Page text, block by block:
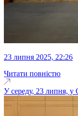
23 липня 2025, 22:26
Читати повністю
У середу, 23 липня, у